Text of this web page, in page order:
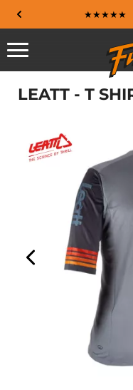
★★★★★
LEATT - T